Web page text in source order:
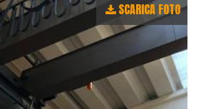
SCARICA FOTO